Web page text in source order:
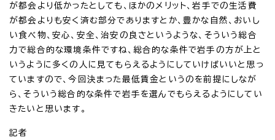
が都会より低かったとしても、ほかのメリット、岩手での生活費
が都会よりも安く済む部分でありますとか、豊かな自然、おいし
い食べ物、安心、安全、治安の良さというような、そういう総合
力で総合的な環境条件ですね、総合的な条件で岩手の方が上と
いうように多くの人に見てもらえるようにしていけばいいと思っ
ていますので、今回決まった最低賃金というのを前提にしなが
ら、そういう総合的な条件で岩手を選んでもらえるようにしてい
きたいと思います。
記者